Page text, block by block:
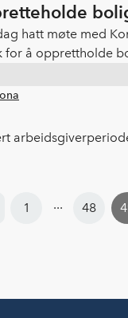
hatt møte med
for å opprettholde
1 ... 48